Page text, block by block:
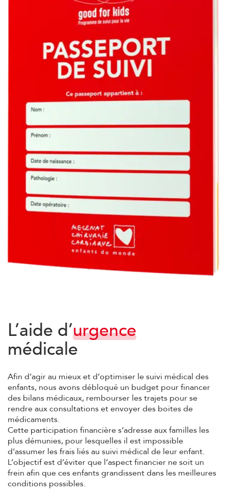
L’aide d’urgence
médicale
Afin d’agir au mieux et d’optimiser le suivi médical des
enfants, nous avons débloqué un budget pour financer
des bilans médicaux, rembourser les trajets pour se
rendre aux consultations et envoyer des boites de
médicaments.
Cette participation financière s’adresse aux familles les
plus démunies, pour lesquelles il est impossible
d’assumer les frais liés au suivi médical de leur enfant.
L’objectif est d’éviter que l’aspect financier ne soit un
frein afin que ces enfants grandissent dans les meilleures
conditions possibles.